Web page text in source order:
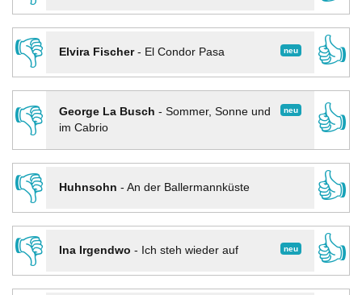
👎
neu
Elvira Fischer- El Condor Pasa
👍
👎
neu
George La Busch - Sommer, Sonne und
im Cabrio
👍
👎
Huhnsohn - An der Ballermannküste
👍
👎
neu
Ina Irgendwo - Ich steh wieder auf
👍